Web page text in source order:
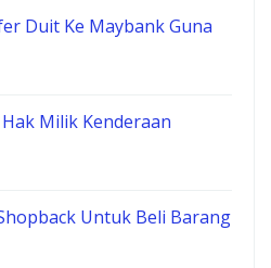
Duit Ke Maybank Guna
Milik Kenderaan
Untuk Beli Barang